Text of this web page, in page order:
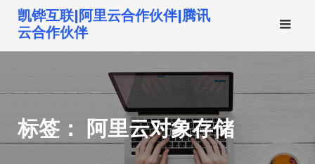
到
凯铧互联|阿里云合作伙伴|腾讯
云合作伙伴
标签： 阿里云对象存储